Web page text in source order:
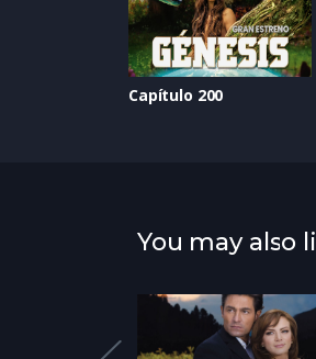
Capítulo 200
You may also